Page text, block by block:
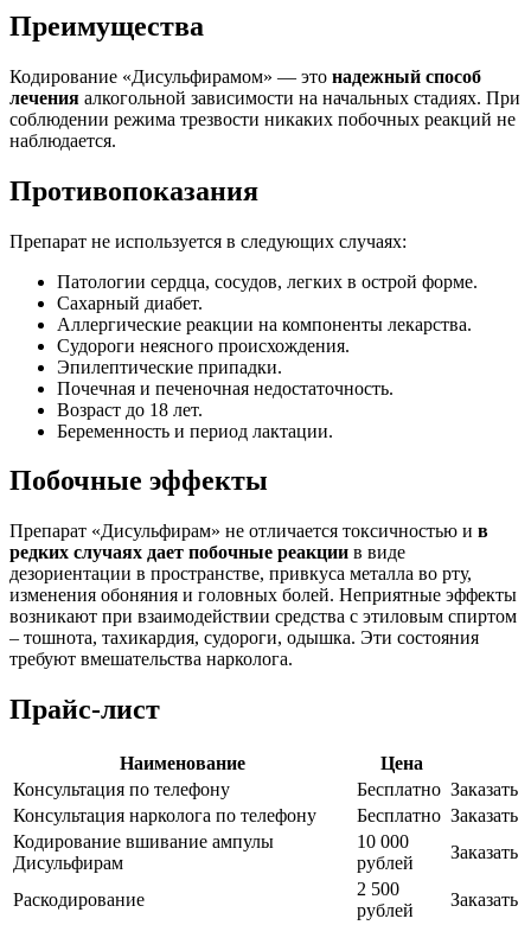
Преимущества
Кодирование «Дисульфирамом» — это надежный способ
лечения алкогольной зависимости на начальных стадиях. При
соблюдении режима трезвости никаких побочных реакций не
наблюдается.
Противопоказания
Препарат не используется в следующих случаях:
Патологии сердца, сосудов, легких в острой форме.
Сахарный диабет.
Аллергические реакции на компоненты лекарства.
Судороги неясного происхождения.
Эпилептические припадки.
Почечная и печеночная недостаточность.
Возраст до 18 лет.
Беременность и период лактации.
Побочные эффекты
Препарат «Дисульфирам» не отличается токсичностью и в
редких случаях дает побочные реакции в виде
дезориентации в пространстве, привкуса металла во рту,
изменения обоняния и головных болей. Неприятные эффекты
возникают при взаимодействии средства с этиловым спиртом
– тошнота, тахикардия, судороги, одышка. Эти состояния
требуют вмешательства нарколога.
Прайс-лист
Наименование
Цена
Консультация по телефону
Бесплатно Заказать
Консультация нарколога по телефону
Бесплатно Заказать
Кодирование вшивание ампулы
Дисульфирам
10 000
рублей
Заказать
Раскодирование
2 500
рублей
Заказать